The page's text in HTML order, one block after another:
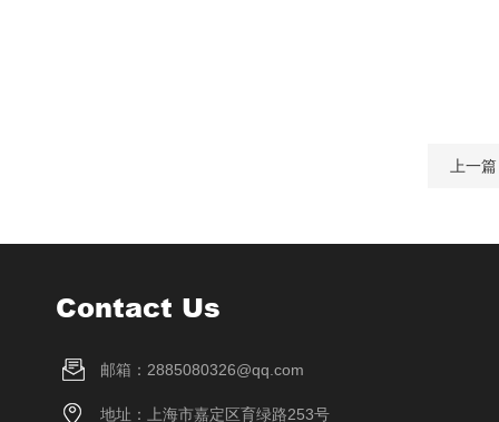
上一
Contact Us
邮箱：2885080326@qq.com
地址：上海市嘉定区育绿路253号